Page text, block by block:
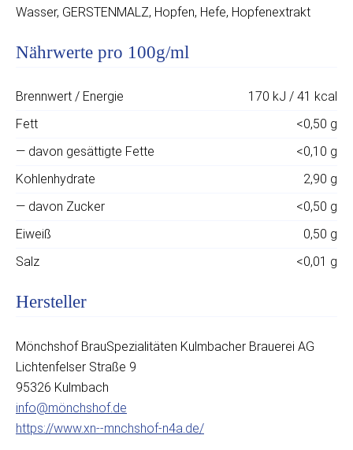
Wasser, GERSTENMALZ, Hopfen, Hefe, Hopfenextrakt
Nährwerte pro 100g/ml
Brennwert / Energie
170 kJ / 41 kcal
Fett
<0,50 g
— davon gesättigte Fette
<0,10 g
Kohlenhydrate
2,90 g
— davon Zucker
<0,50 g
Eiweiß
0,50 g
Salz
<0,01 g
Hersteller
Mönchshof BrauSpezialitäten Kulmbacher Brauerei AG
Lichtenfelser Straße 9
95326 Kulmbach
info@mönchshof.de
https://www.xn--mnchshof-n4a.de/